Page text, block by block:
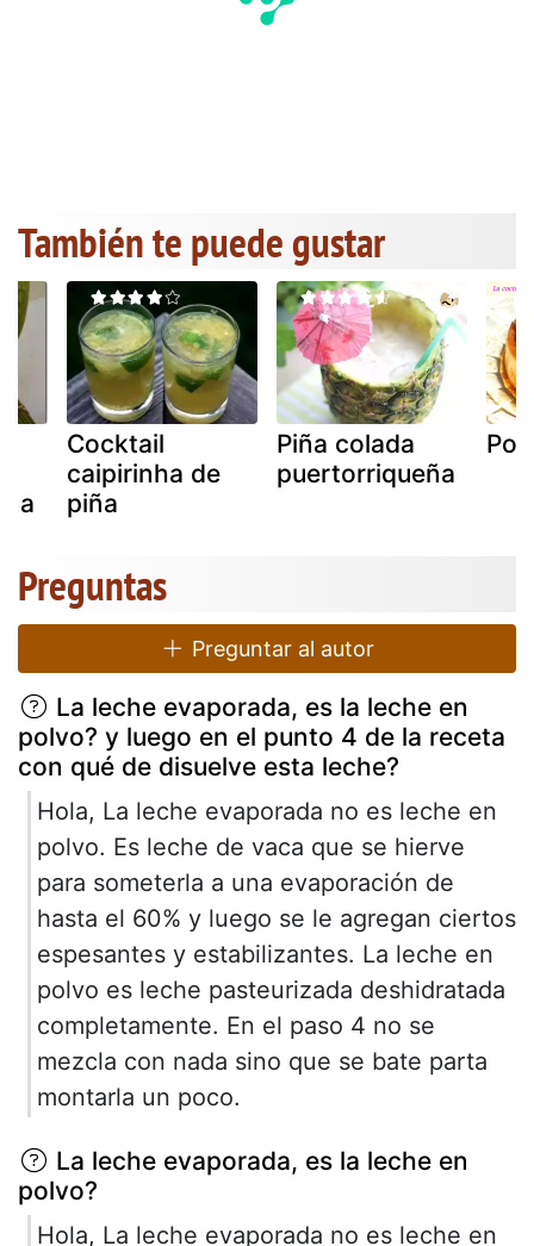
También te puede gustar
Cocktail
caipirinha de
piña
Piña colada
puertorriqueña
Preguntas
Preguntar al autor
La leche evaporada, es la leche en
polvo? y luego en el punto 4 de la receta
con qué de disuelve esta leche?
Hola, La leche evaporada no es leche en
polvo. Es leche de vaca que se hierve
para someterla a una evaporación de
hasta el 60% y luego se le agregan ciertos
espesantes y estabilizantes. La leche en
polvo es leche pasteurizada deshidratada
completamente. En el paso 4 no se
mezcla con nada sino que se bate parta
montarla un poco.
La leche evaporada, es la leche en
polvo?
Hola, La leche evaporada no es leche en